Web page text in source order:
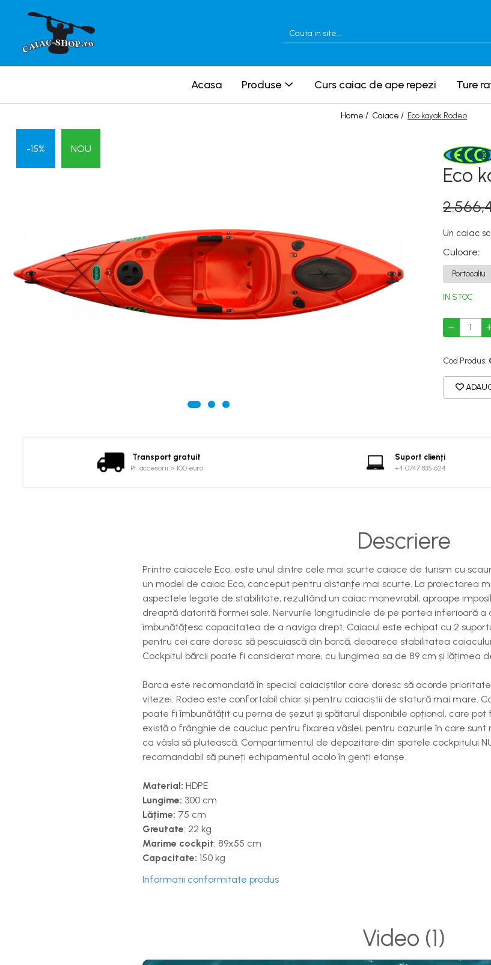
Produse
Caiace
Caiace de ape repezi (whitewater)
Bărci de rafting
Canoe
Genți și portbagaje de biciclete
Acasa Produse Curs caiac de ape repezi Ture
Home / Caiace / Eco kayak Rodeo
-15% NOU
Eco
Un caiac
Culoare:
IN STOC
Cod Produs:
Transport gratuit
Pt. accesorii > 100 euro
Suport clienți
+4 0747 835 624
Descriere
Printre caiacele Eco, este unul dintre cele mai scurte caiace de turism cu
un model de caiac Eco, conceput pentru distanțe mai scurte. La proiectarea
aspectele legate de stabilitate, rezultând un caiac manevrabil, aproape
dreaptă datorită formei sale. Nervurile longitudinale de pe partea inferioară a
îmbunătățesc capacitatea de a naviga drept. Caiacul este echipat cu 2
pentru cei care doresc să pescuiască din barcă, deoarece stabilitatea
Cockpitul bărcii poate fi considerat mare, cu lungimea sa de 89 cm și lățimea
Barca este recomandată în special caiaciștilor care doresc să acorde
vitezei. Rodeo este confortabil chiar și pentru caiaciștii de statură mai mare.
poate fi îmbunătățit cu perna de șezut și spătarul disponibile opțional, care
există o frânghie de cauciuc pentru fixarea vâslei, pentru cazurile în care
ca vâsla să plutească. Compartimentul de depozitare din spatele cockpitului
recomandabil să puneți echipamentul acolo în genți etanșe.
Material: HDPE
Lungime: 300 cm
Lățime: 75 cm
Greutate: 22 kg
Marime cockpit: 89x55 cm
Capacitate: 150 kg
Informatii conformitate produs
Video (1)